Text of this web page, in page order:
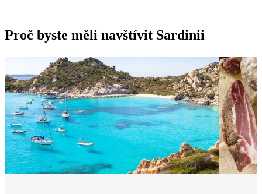
Proč byste měli navštívit Sardinii